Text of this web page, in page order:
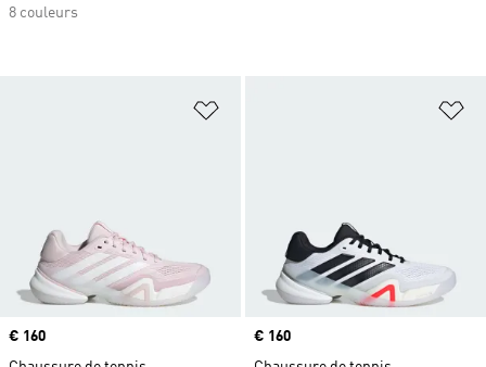
Ajouter à la Liste de produits
Prix
€ 160
Prix
€ 160
8 couleurs